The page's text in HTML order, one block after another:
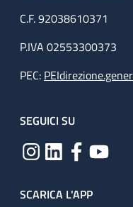
C.F. 92038610371
P.IVA 02553300373
PEC:
SEGUICI SU
SCARICA L'APP